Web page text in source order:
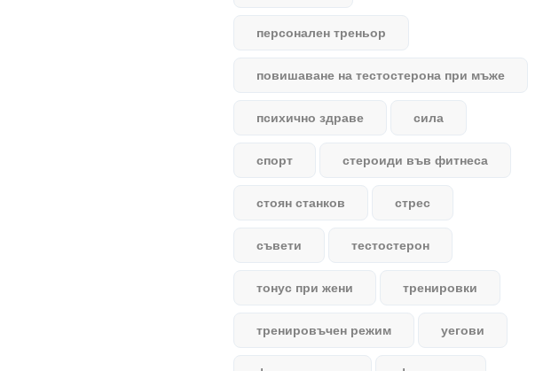
персонален треньор
повишаване на тестостерона при мъже
психично здраве сила
спорт стероиди във фитнеса
стоян станков стрес
съвети тестостерон
тонус при жени тренировки
тренировъчен режим уегови